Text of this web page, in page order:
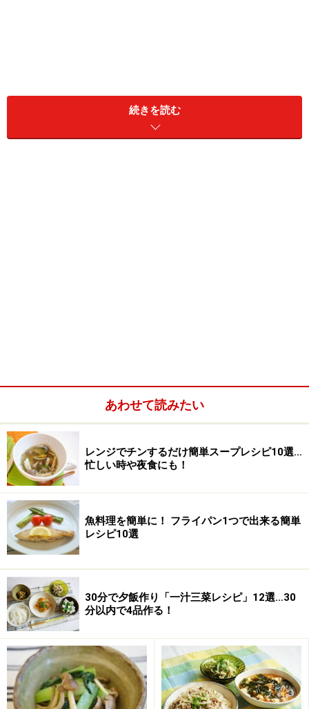
ちなみに、春はめかぶの旬。パックで売られているもの
大根 3ｃｍ程度
鰹節 （削り節）少々
■梅肉ソースの材料
梅干 1個
続きを読む
あわせて読みたい
レンジでチンするだけ簡単スープレシピ10選…
忙しい時や夜食にも！
魚料理を簡単に！ フライパン1つで出来る簡単
レシピ10選
30分で夕飯作り「一汁三菜レシピ」12選…30
分以内で4品作る！